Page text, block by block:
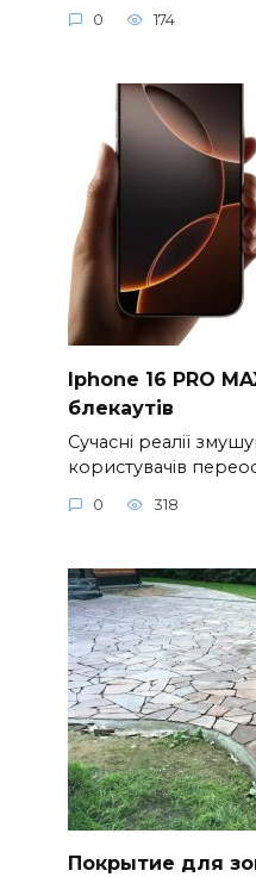
0 174
Iphone 16 PRO
блекаутів
Сучасні реалії
користувачів
0 318
Покрытие для